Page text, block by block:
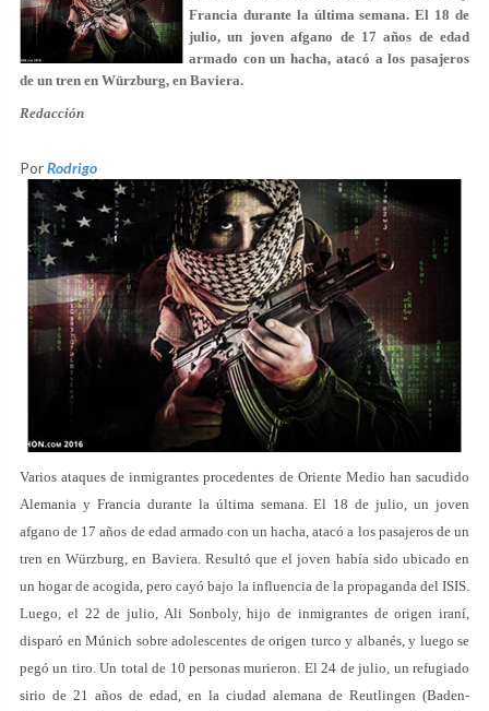
Francia durante la última semana. El 18 de
julio, un joven afgano de 17 años de edad
armado con un hacha, atacó a los pasajeros
de un tren en Würzburg, en Baviera.
Redacción
PorRodrigo
Varios ataques de inmigrantes procedentes de Oriente Medio han sacudido
Alemania y Francia durante la última semana. El 18 de julio, un joven
afgano de 17 años de edad armado con un hacha, atacó a los pasajeros de un
tren en Würzburg, en Baviera. Resultó que el joven había sido ubicado en
un hogar de acogida, pero cayó bajo la influencia de la propaganda del ISIS.
Luego, el 22 de julio, Ali Sonboly, hijo de inmigrantes de origen iraní,
disparó en Múnich sobre adolescentes de origen turco y albanés, y luego se
pegó un tiro. Un total de 10 personas murieron. El 24 de julio, un refugiado
sirio de 21 años de edad, en la ciudad alemana de Reutlingen (Baden-